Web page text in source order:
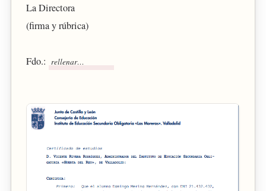
La Directora
(firma y rúbrica)
Fdo.: